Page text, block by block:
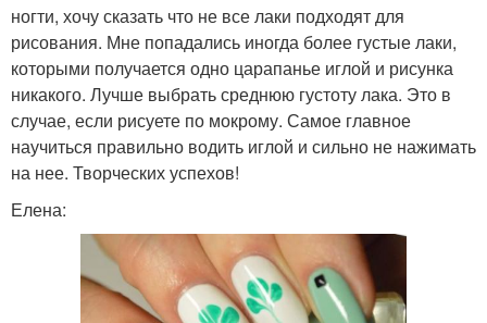
ногти, хочу сказать что не все лаки подходят для
рисования. Мне попадались иногда более густые лаки,
которыми получается одно царапанье иглой и рисунка
никакого. Лучше выбрать среднюю густоту лака. Это в
случае, если рисуете по мокрому. Самое главное
научиться правильно водить иглой и сильно не нажимать
на нее. Творческих успехов!
Елена: